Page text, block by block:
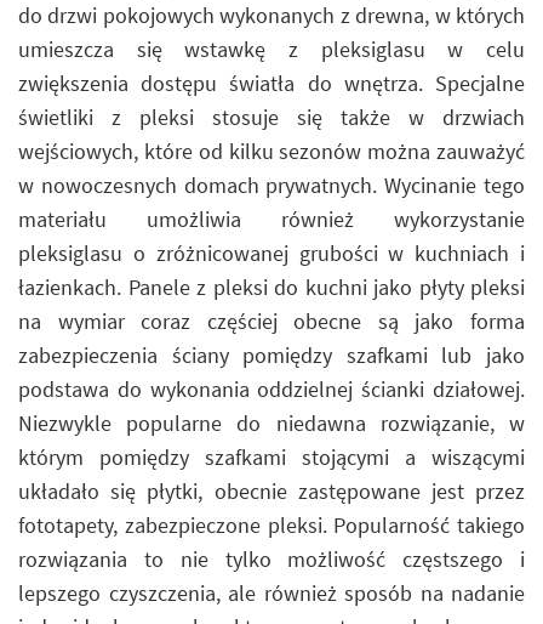
do drzwi pokojowych wykonanych z drewna, w których
umieszcza się wstawkę z pleksiglasu w celu
zwiększenia dostępu światła do wnętrza. Specjalne
świetliki z pleksi stosuje się także w drzwiach
wejściowych, które od kilku sezonów można zauważyć
w nowoczesnych domach prywatnych. Wycinanie tego
materiału umożliwia również wykorzystanie
pleksiglasu o zróżnicowanej grubości w kuchniach i
łazienkach. Panele z pleksi do kuchni jako płyty pleksi
na wymiar coraz częściej obecne są jako forma
zabezpieczenia ściany pomiędzy szafkami lub jako
podstawa do wykonania oddzielnej ścianki działowej.
Niezwykle popularne do niedawna rozwiązanie, w
którym pomiędzy szafkami stojącymi a wiszącymi
układało się płytki, obecnie zastępowane jest przez
fototapety, zabezpieczone pleksi. Popularność takiego
rozwiązania to nie tylko możliwość częstszego i
lepszego czyszczenia, ale również sposób na nadanie